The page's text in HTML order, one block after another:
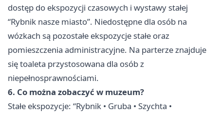
dostęp do ekspozycji czasowych i wystawy stałej
“Rybnik nasze miasto”. Niedostępne dla osób na
wózkach są pozostałe ekspozycje stałe oraz
pomieszczenia administracyjne. Na parterze znajduje
się toaleta przystosowana dla osób z
niepełnosprawnościami.
6. Co można zobaczyć w muzeum?
Stałe ekspozycje: “Rybnik • Gruba • Szychta •